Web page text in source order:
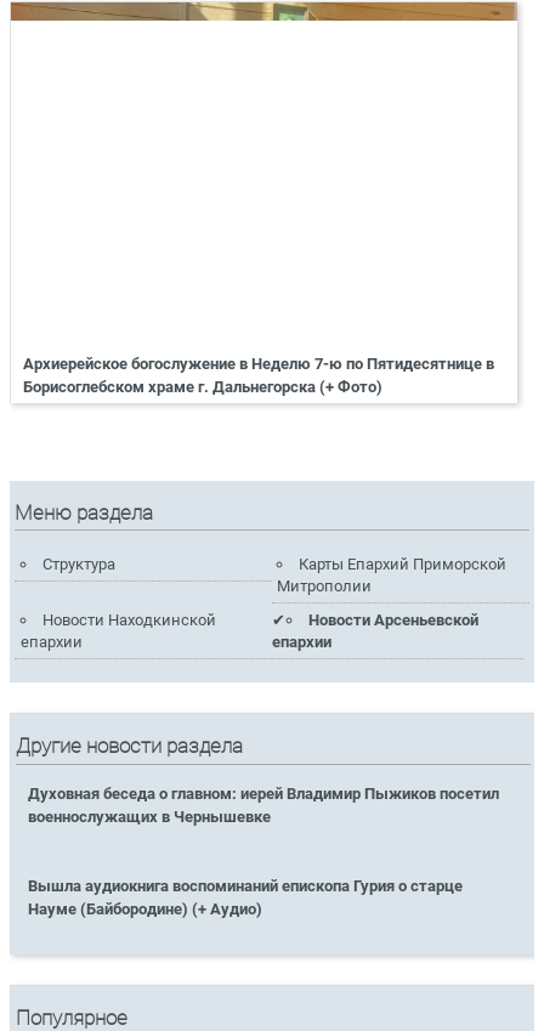
Архиерейское богослужение в Неделю 7-ю по Пятидесятнице в
Борисоглебском храме г. Дальнегорска (+ Фото)
Меню раздела
Структура
Карты Епархий Приморской
Митрополии
Новости Находкинской
епархии
Новости Арсеньевской
епархии
Другие новости раздела
Духовная беседа о главном: иерей Владимир Пыжиков посетил
военнослужащих в Чернышевке
Вышла аудиокнига воспоминаний епископа Гурия о старце
Науме (Байбородине) (+ Аудио)
Популярное